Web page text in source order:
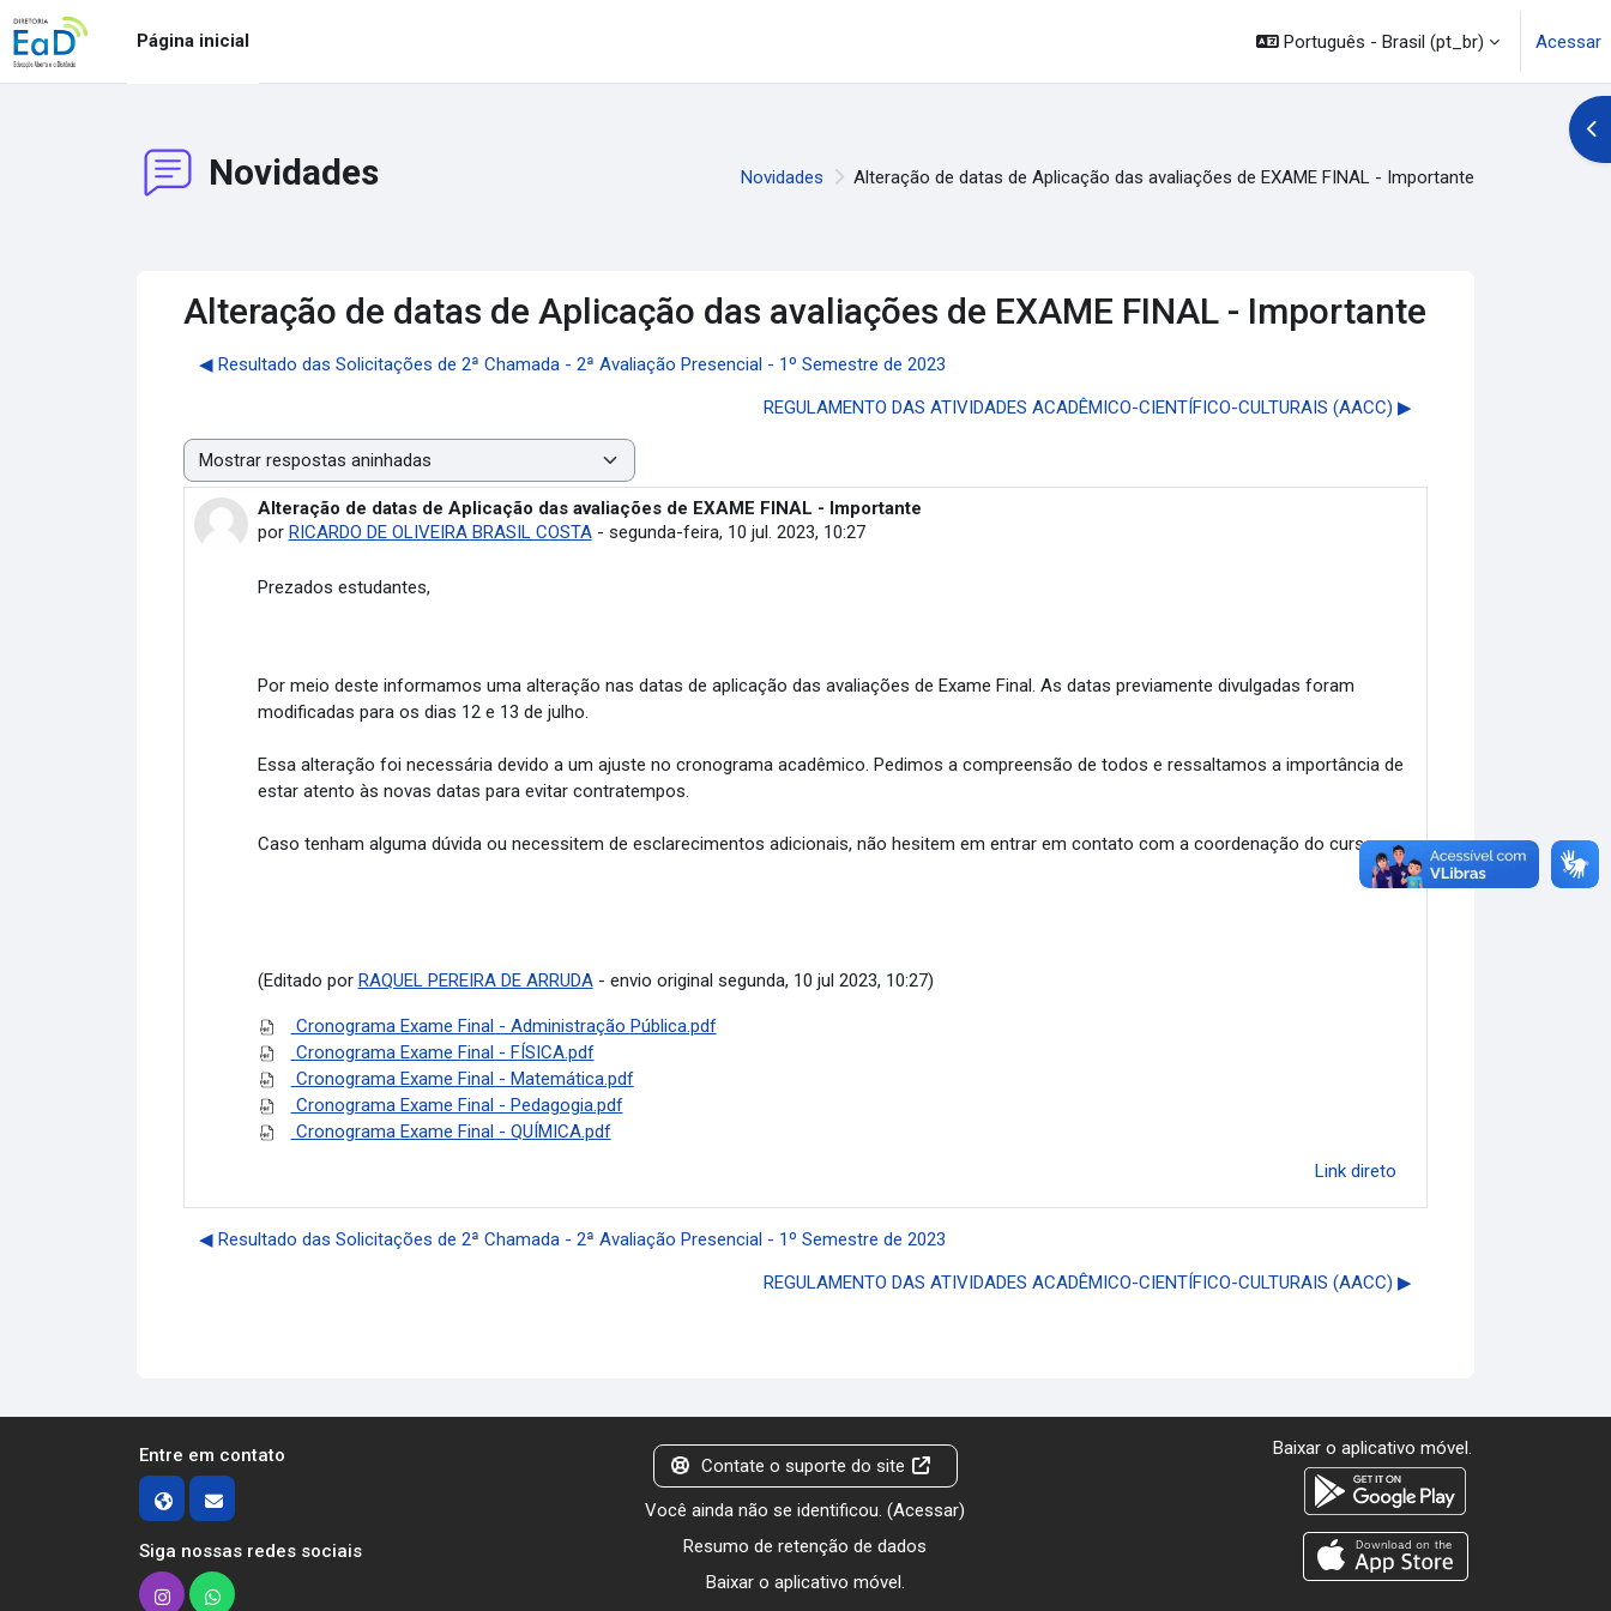
Ir para o conteúdo principal
Página inicial
Português - Brasil ‎(pt_br)‎ Acessar
Novidades Novidades Alteração de datas de Aplicação das avaliações de EXAME FINAL - Importante
Alteração de datas de Aplicação das avaliações de EXAME FINAL - Importante
◀︎ Resultado das Solicitações de 2ª Chamada - 2ª Avaliação Presencial - 1º Semestre de 2023
REGULAMENTO DAS ATIVIDADES ACADÊMICO-CIENTÍFICO-CULTURAIS (AACC) ▶︎
Modo de visualização
Alteração de datas de Aplicação das avaliações de EXAME FINAL - Importante
por RICARDO DE OLIVEIRA BRASIL COSTA- segunda-feira, 10 jul. 2023, 10:27
Número de respostas: 0
Prezados estudantes,
Por meio deste informamos uma alteração nas datas de aplicação das avaliações de Exame Final. As datas previamente divulgadas foram
modificadas para os dias 12 e 13 de julho.
Essa alteração foi necessária devido a um ajuste no cronograma acadêmico. Pedimos a compreensão de todos e ressaltamos a importância de
estar atento às novas datas para evitar contratempos.
Caso tenham alguma dúvida ou necessitem de esclarecimentos adicionais, não hesitem em entrar em contato com a coordenação do curso.
(Editado por RAQUEL PEREIRA DE ARRUDA- envio original segunda, 10 jul 2023, 10:27)
Cronograma Exame Final - Administração Pública.pdf
Cronograma Exame Final - FÍSICA.pdf
Cronograma Exame Final - Matemática.pdf
Cronograma Exame Final - Pedagogia.pdf
Cronograma Exame Final - QUÍMICA.pdf
Link direto
◀︎ Resultado das Solicitações de 2ª Chamada - 2ª Avaliação Presencial - 1º Semestre de 2023
REGULAMENTO DAS ATIVIDADES ACADÊMICO-CIENTÍFICO-CULTURAIS (AACC) ▶︎
Entre em contato
Siga nossas redes sociais
Contate o suporte do site
Você ainda não se identificou. (Acessar)
Resumo de retenção de dados
Baixar o aplicativo móvel.
Baixar o aplicativo móvel.